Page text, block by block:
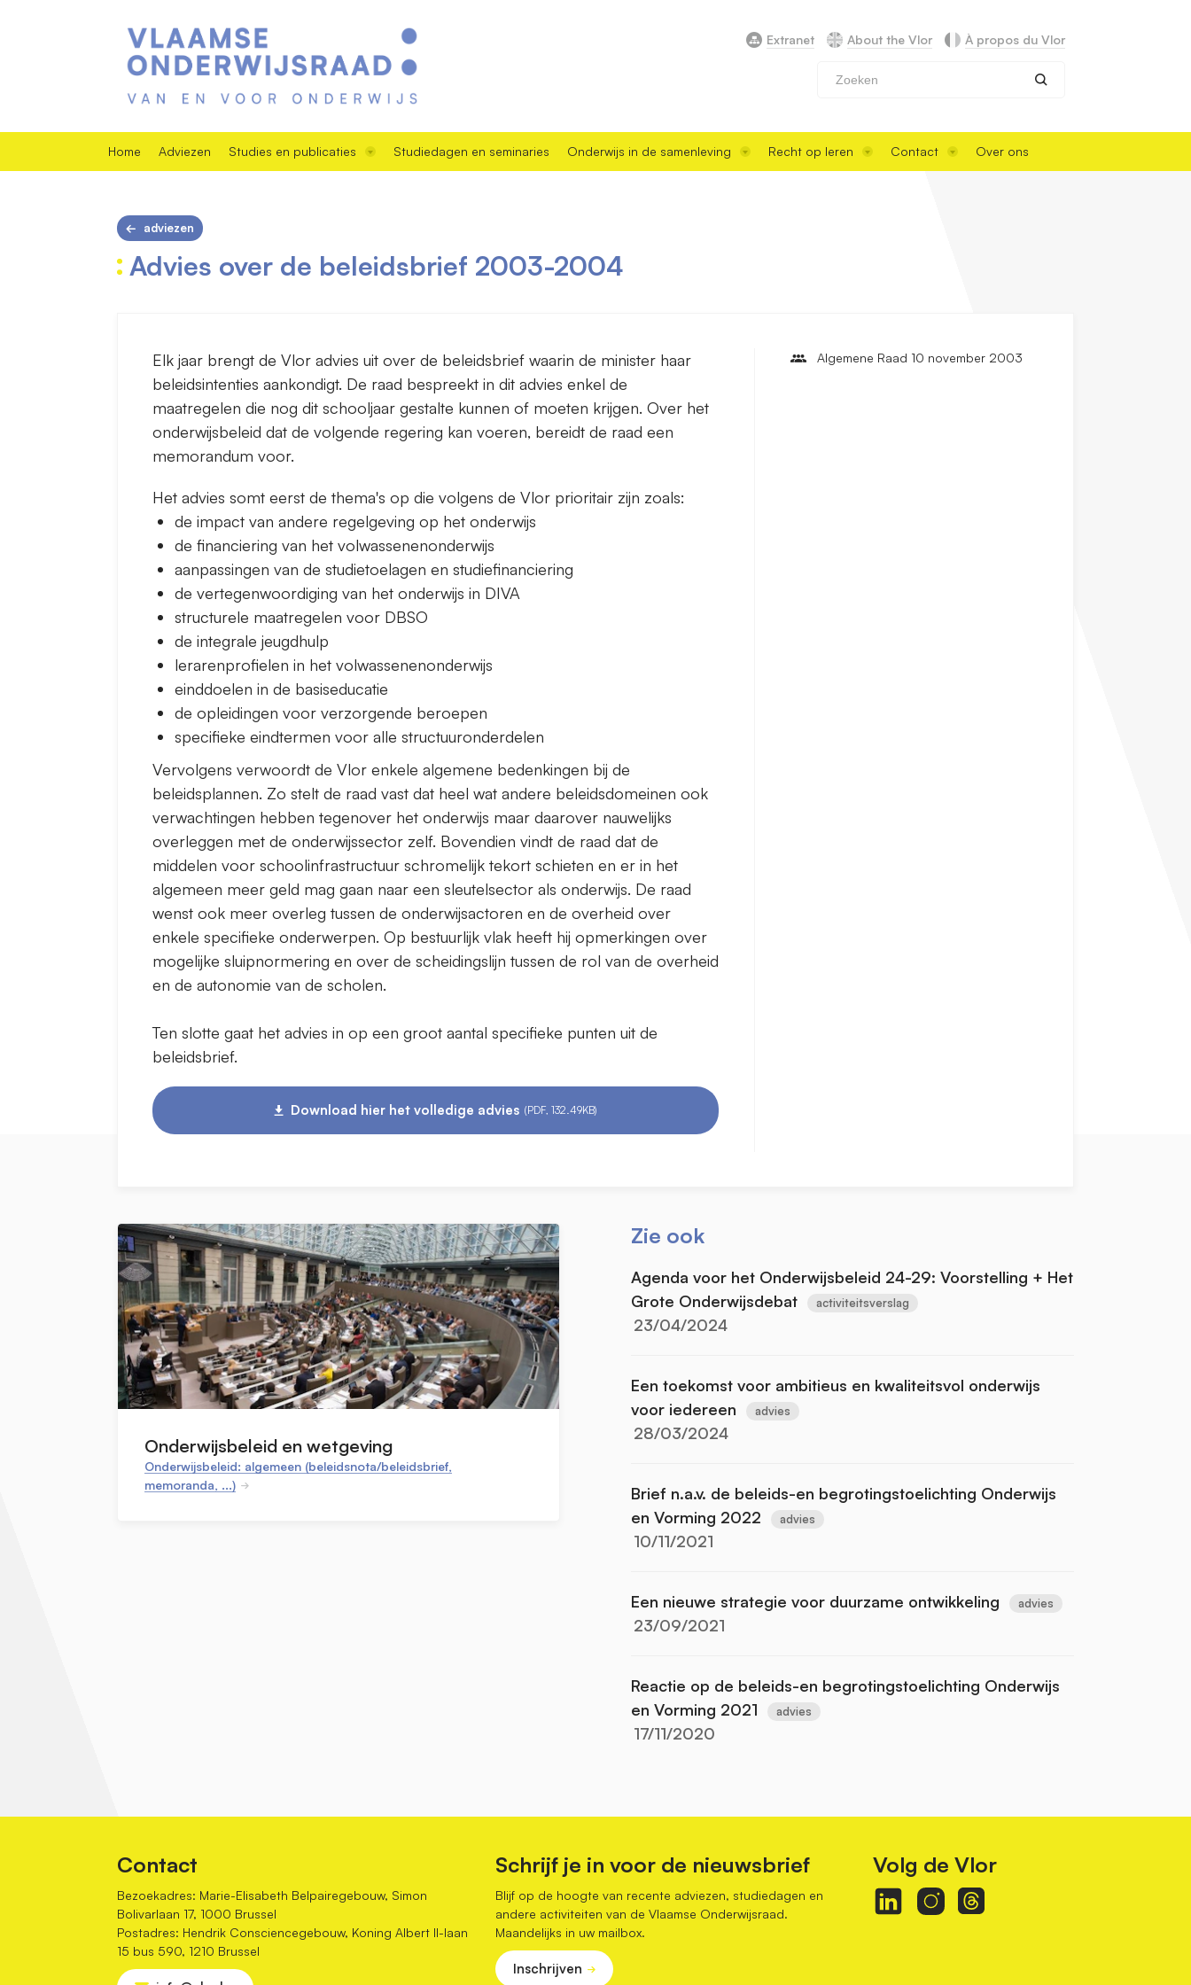
Extranet About the Vlor À propos du Vlor
Home Adviezen Studies en publicaties Studiedagen en seminaries Onderwijs in de samenleving Recht op leren Contact Over ons
adviezen
Advies over de beleidsbrief 2003-2004
Elk jaar brengt de Vlor advies uit over de beleidsbrief waarin de minister haar
beleidsintenties aankondigt. De raad bespreekt in dit advies enkel de
maatregelen die nog dit schooljaar gestalte kunnen of moeten krijgen. Over het
onderwijsbeleid dat de volgende regering kan voeren, bereidt de raad een
memorandum voor.
Het advies somt eerst de thema's op die volgens de Vlor prioritair zijn zoals:
de impact van andere regelgeving op het onderwijs
de financiering van het volwassenenonderwijs
aanpassingen van de studietoelagen en studiefinanciering
de vertegenwoordiging van het onderwijs in DIVA
structurele maatregelen voor DBSO
de integrale jeugdhulp
lerarenprofielen in het volwassenenonderwijs
einddoelen in de basiseducatie
de opleidingen voor verzorgende beroepen
specifieke eindtermen voor alle structuuronderdelen
Vervolgens verwoordt de Vlor enkele algemene bedenkingen bij de
beleidsplannen. Zo stelt de raad vast dat heel wat andere beleidsdomeinen ook
verwachtingen hebben tegenover het onderwijs maar daarover nauwelijks
overleggen met de onderwijssector zelf. Bovendien vindt de raad dat de
middelen voor schoolinfrastructuur schromelijk tekort schieten en er in het
algemeen meer geld mag gaan naar een sleutelsector als onderwijs. De raad
wenst ook meer overleg tussen de onderwijsactoren en de overheid over
enkele specifieke onderwerpen. Op bestuurlijk vlak heeft hij opmerkingen over
mogelijke sluipnormering en over de scheidingslijn tussen de rol van de overheid
en de autonomie van de scholen.
Ten slotte gaat het advies in op een groot aantal specifieke punten uit de
beleidsbrief.
Download hier het volledige advies (PDF, 132.49KB)
Algemene Raad 10 november 2003
Onderwijsbeleid en wetgeving
Onderwijsbeleid: algemeen (beleidsnota/beleidsbrief,
memoranda, ...)
Zie ook
Agenda voor het Onderwijsbeleid 24-29: Voorstelling + Het
Grote Onderwijsdebat
activiteitsverslag
23/04/2024
Een toekomst voor ambitieus en kwaliteitsvol onderwijs
voor iedereen
advies
28/03/2024
Brief n.a.v. de beleids-en begrotingstoelichting Onderwijs
en Vorming 2022
advies
10/11/2021
Een nieuwe strategie voor duurzame ontwikkeling advies
23/09/2021
Reactie op de beleids-en begrotingstoelichting Onderwijs
en Vorming 2021
advies
17/11/2020
Contact
Bezoekadres: Marie-Elisabeth Belpairegebouw, Simon
Bolivarlaan 17, 1000 Brussel
Postadres: Hendrik Consciencegebouw, Koning Albert II-laan
15 bus 590, 1210 Brussel
Schrijf je in voor de nieuwsbrief
Blijf op de hoogte van recente adviezen, studiedagen en
andere activiteiten van de Vlaamse Onderwijsraad.
Maandelijks in uw mailbox.
Inschrijven
Volg de Vlor